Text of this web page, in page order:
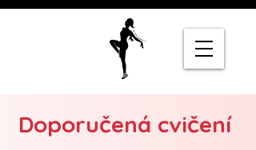
Doporučená cvičení